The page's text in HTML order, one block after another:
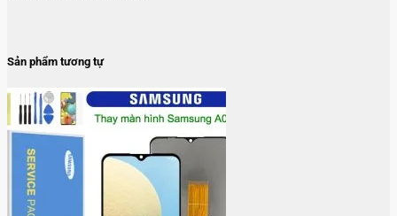
Sản phẩm tương tự